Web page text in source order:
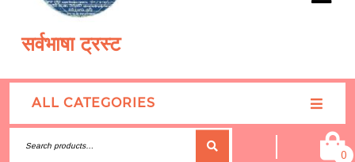
सर्वभाषा ट्रस्ट
ALL CATEGORIES
0